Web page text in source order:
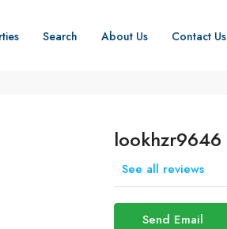
Search About Us Contact Us
lookhzr9646
See all reviews
Send Email